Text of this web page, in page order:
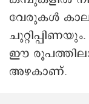
വേരുകൾ
ഈ
അഴകാണ്.